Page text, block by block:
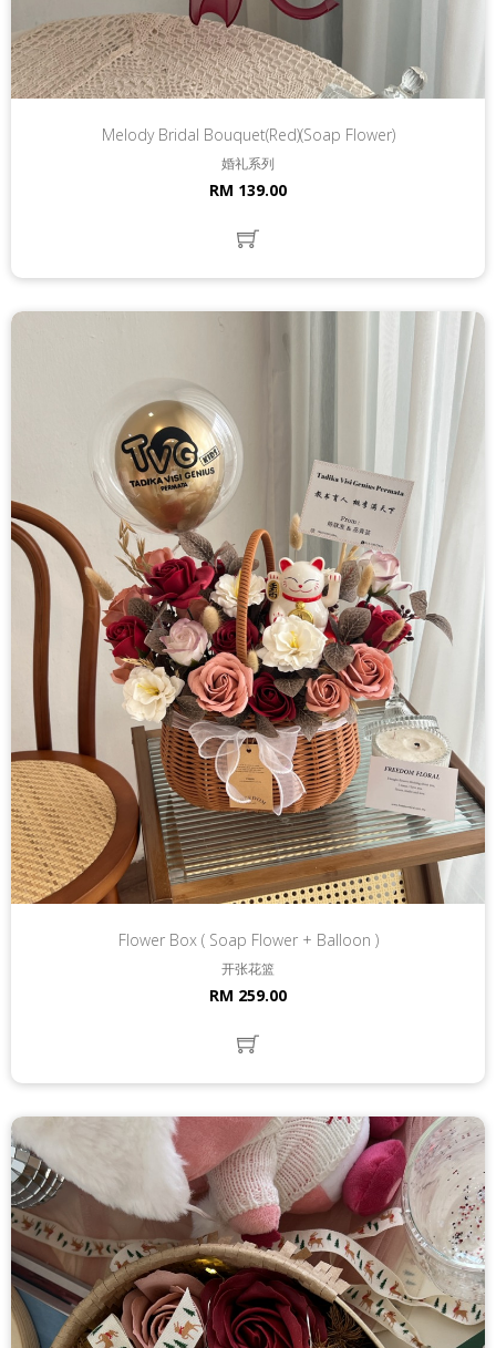
Melody Bridal Bouquet(Red)(Soap Flower)
婚礼系列
RM 139.00
Flower Box ( Soap Flower + Balloon )
开张花篮
RM 259.00